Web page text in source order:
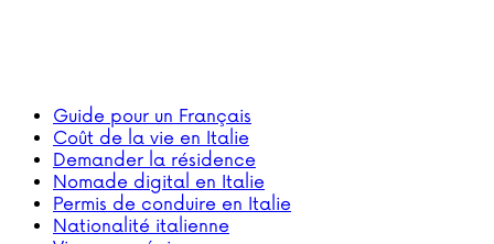
Guide pour un Français
Coût de la vie en Italie
Demander la résidence
Nomade digital en Italie
Permis de conduire en Italie
Nationalité italienne